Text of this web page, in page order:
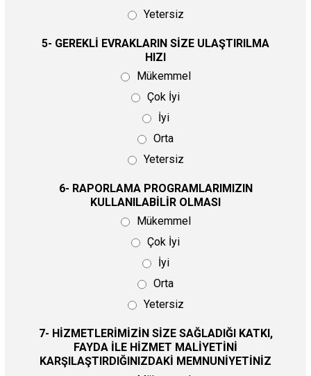
Yetersiz
5- GEREKLİ EVRAKLARIN SİZE ULAŞTIRILMA
HIZI
Mükemmel
Çok İyi
İyi
Orta
Yetersiz
6- RAPORLAMA PROGRAMLARIMIZIN
KULLANILABİLİR OLMASI
Mükemmel
Çok İyi
İyi
Orta
Yetersiz
7- HİZMETLERİMİZİN SİZE SAĞLADIĞI KATKI,
FAYDA İLE HİZMET MALİYETİNİ
KARŞILAŞTIRDIĞINIZDAKİ MEMNUNİYETİNİZ